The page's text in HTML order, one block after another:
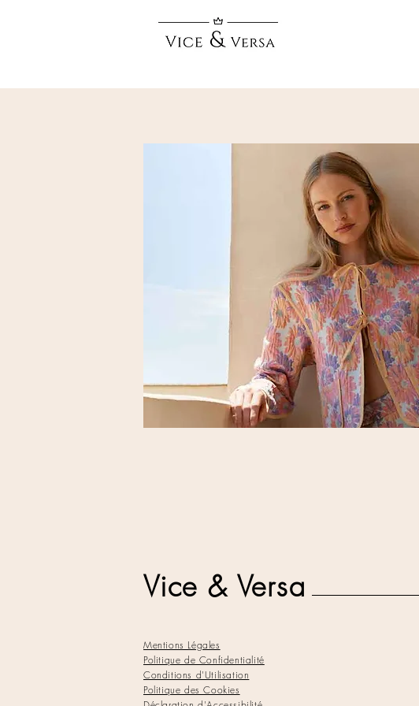
Vice & Versa
Mentions Légales
Politique de Confidentialité
Conditions d'Utilisation
Politique des Cookies